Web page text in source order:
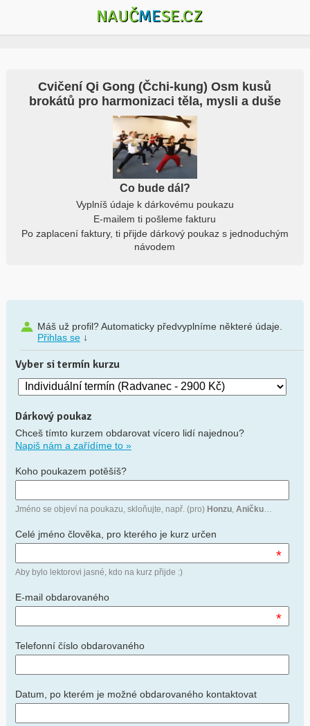
NAUČMESE.CZ
Cvičení Qi Gong (Čchi-kung) Osm kusů
brokátů pro harmonizaci těla, mysli a duše
Co bude dál?
Vyplníš údaje k dárkovému poukazu
E-mailem ti pošleme fakturu
Po zaplacení faktury, ti přijde dárkový poukaz s jednoduchým
návodem
Máš už profil? Automaticky předvyplníme některé údaje.
Přihlas se↓
Vyber si termín kurzu
Dárkový poukaz
Chceš tímto kurzem obdarovat vícero lidí najednou?
Napiš nám a zařídíme to »
Koho poukazem potěšíš?
Jméno se objeví na poukazu, skloňujte, např. (pro) Honzu, Aničku…
Celé jméno člověka, pro kterého je kurz určen
*
Aby bylo lektorovi jasné, kdo na kurz přijde :)
E-mail obdarovaného
*
Telefonní číslo obdarovaného
Datum, po kterém je možné obdarovaného kontaktovat